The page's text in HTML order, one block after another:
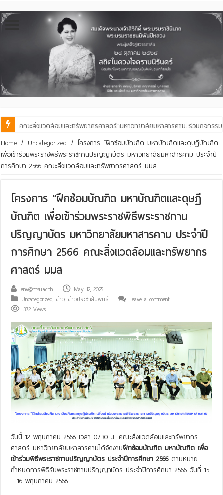
คณะสิ่งแวดล้อมและทรัพยากรศาสตร์ มหาวิทยาลัยมหาสารคาม ร่วมกิจกรร
คณะสิ่งแวดล้อมและทรัพยากรศาสตร์ มหาวิทยาลัยมหาสารคาม เข้าร่วมกิจ
Home / Uncategorized / โครงการ “ฝึกซ้อมบัณฑิต มหาบัณฑิตและดุษฏีบัณฑิต
เพื่อเข้าร่วมพระราชพิธีพระราชทานปริญญาบัตร มหาวิทยาลัยมหาสารคาม ประจำปี
การศึกษา 2566 คณะสิ่งแวดล้อมและทรัพยากรศาสตร์ มมส
โครงการ “ฝึกซ้อมบัณฑิต มหาบัณฑิตและดุษฏี
บัณฑิต เพื่อเข้าร่วมพระราชพิธีพระราชทาน
ปริญญาบัตร มหาวิทยาลัยมหาสารคาม ประจำปี
การศึกษา 2566 คณะสิ่งแวดล้อมและทรัพยากร
ศาสตร์ มมส
env@msu.ac.th
May 12, 2025
Uncategorized,ข่าว,ข่าวประชาสัมพันธ์
Leave a comment
372 Views
วันนี้ 12 พฤษภาคม 2568 เวลา 07.30 น. คณะสิ่งแวดล้อมและทรัพยากร
ศาสตร์ มหาวิทยาลัยมหาสารคามได้จัดงานฝึกซ้อมบัณฑิต มหาบัณฑิต เพื่อ
เข้าร่วมพิธีพระราชทานปริญญาบัตร ประจำปีการศึกษา 2566ตามหมาย
กำหนดการพิธีรับพระราชทานปริญญาบัตร ประจำปีการศึกษา 2566 วันที่ 15
– 16 พฤษถาคม 2568